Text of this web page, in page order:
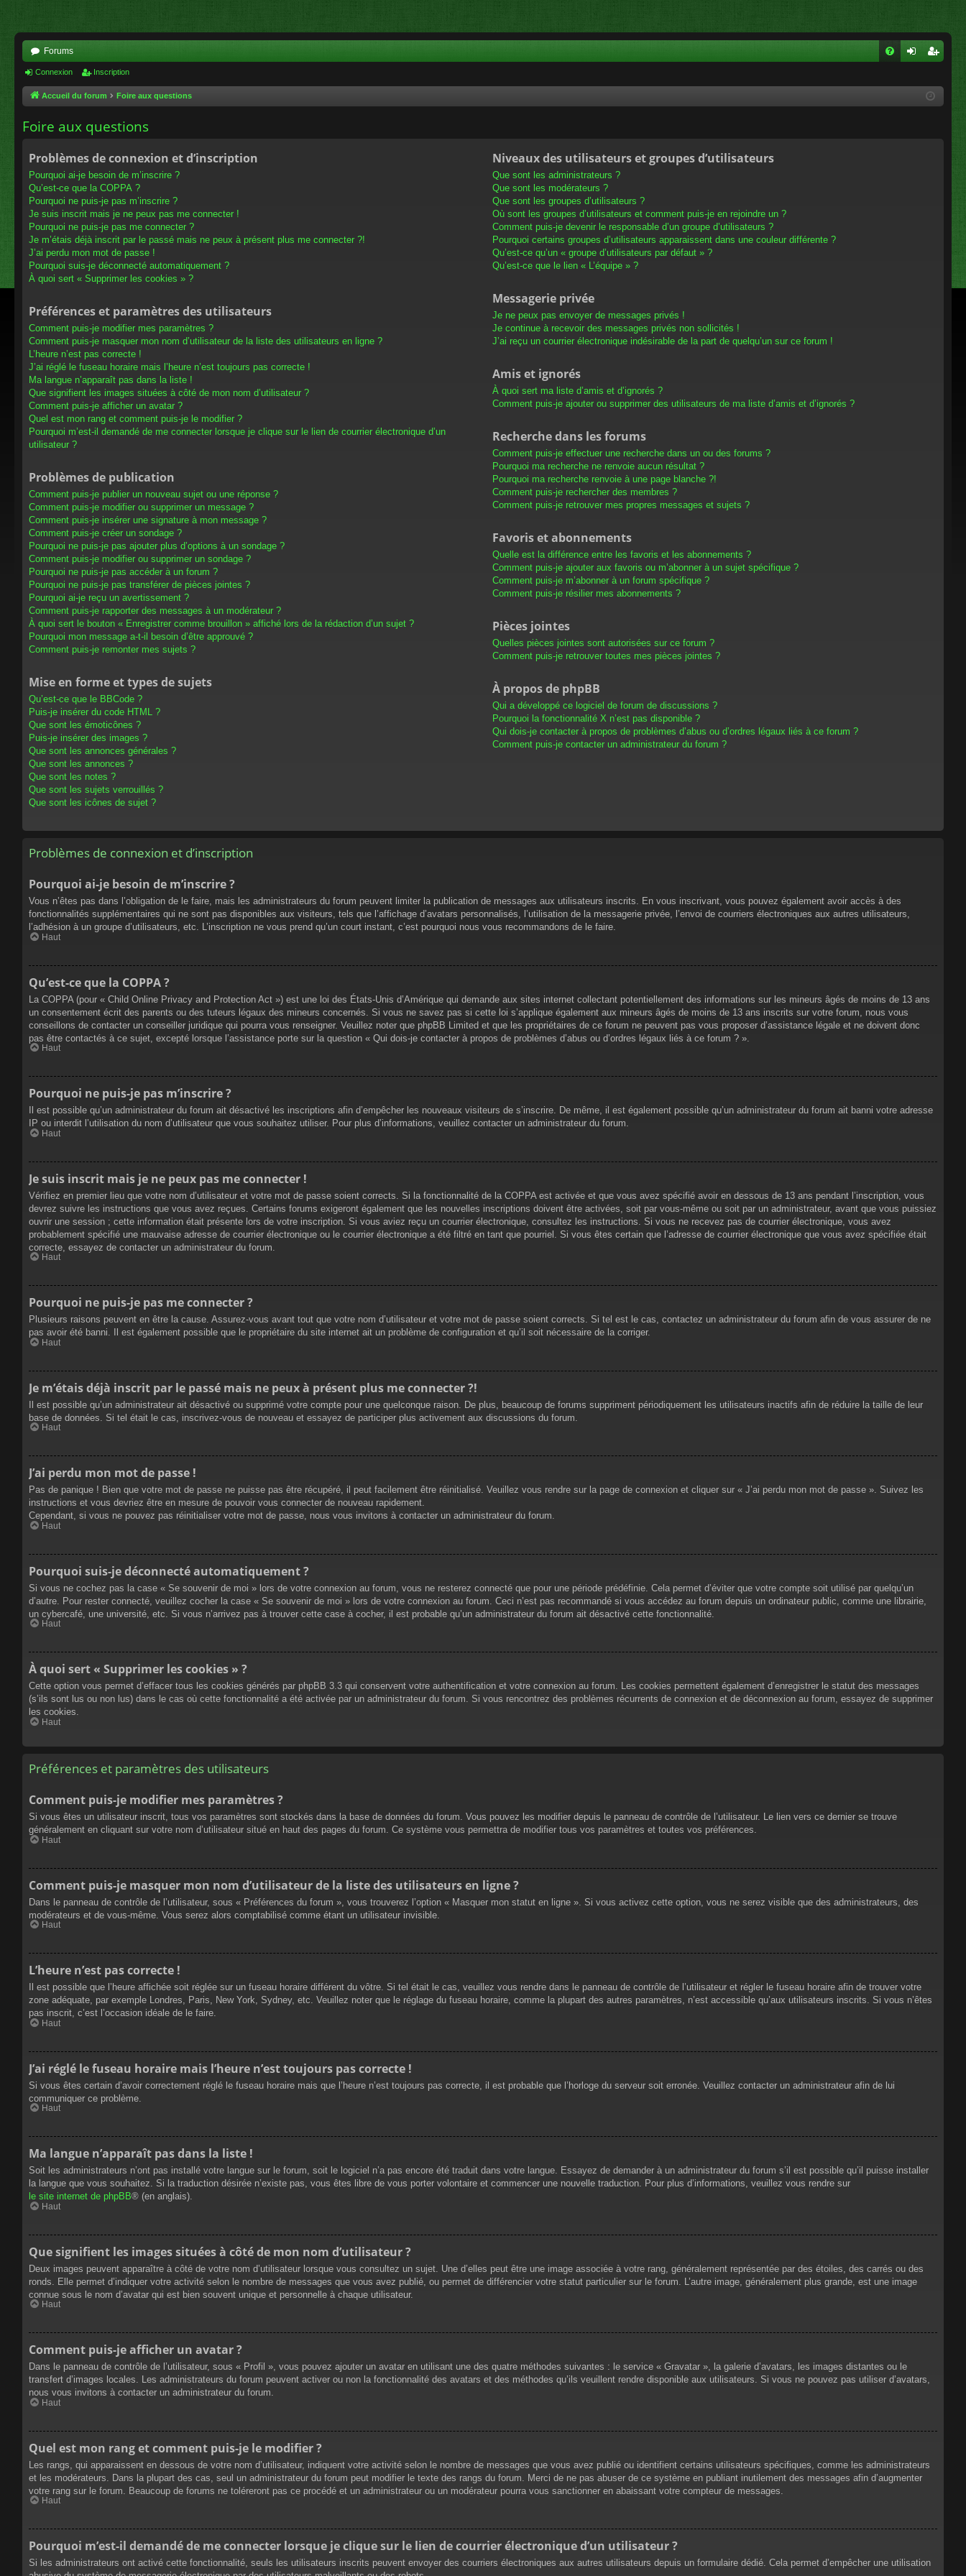
Forums
cri
Connexion Inscription
Accueil du forum Foire aux questions
Foire aux questions
Problèmes de connexion et d’inscription
Pourquoi ai-je besoin de m’inscrire ?
Qu’est-ce que la COPPA ?
Pourquoi ne puis-je pas m’inscrire ?
Je suis inscrit mais je ne peux pas me connecter !
Pourquoi ne puis-je pas me connecter ?
Je m’étais déjà inscrit par le passé mais ne peux à présent plus me connecter ?!
J’ai perdu mon mot de passe !
Pourquoi suis-je déconnecté automatiquement ?
À quoi sert « Supprimer les cookies » ?
Préférences et paramètres des utilisateurs
Comment puis-je modifier mes paramètres ?
Comment puis-je masquer mon nom d’utilisateur de la liste des utilisateurs en ligne ?
L’heure n’est pas correcte !
J’ai réglé le fuseau horaire mais l’heure n’est toujours pas correcte !
Ma langue n’apparaît pas dans la liste !
Que signifient les images situées à côté de mon nom d’utilisateur ?
Comment puis-je afficher un avatar ?
Quel est mon rang et comment puis-je le modifier ?
Pourquoi m’est-il demandé de me connecter lorsque je clique sur le lien de courrier électronique d’un
utilisateur ?
Problèmes de publication
Comment puis-je publier un nouveau sujet ou une réponse ?
Comment puis-je modifier ou supprimer un message ?
Comment puis-je insérer une signature à mon message ?
Comment puis-je créer un sondage ?
Pourquoi ne puis-je pas ajouter plus d’options à un sondage ?
Comment puis-je modifier ou supprimer un sondage ?
Pourquoi ne puis-je pas accéder à un forum ?
Pourquoi ne puis-je pas transférer de pièces jointes ?
Pourquoi ai-je reçu un avertissement ?
Comment puis-je rapporter des messages à un modérateur ?
À quoi sert le bouton « Enregistrer comme brouillon » affiché lors de la rédaction d’un sujet ?
Pourquoi mon message a-t-il besoin d’être approuvé ?
Comment puis-je remonter mes sujets ?
Mise en forme et types de sujets
Qu’est-ce que le BBCode ?
Puis-je insérer du code HTML ?
Que sont les émoticônes ?
Puis-je insérer des images ?
Que sont les annonces générales ?
Que sont les annonces ?
Que sont les notes ?
Que sont les sujets verrouillés ?
Que sont les icônes de sujet ?
Niveaux des utilisateurs et groupes d’utilisateurs
Que sont les administrateurs ?
Que sont les modérateurs ?
Que sont les groupes d’utilisateurs ?
Où sont les groupes d’utilisateurs et comment puis-je en rejoindre un ?
Comment puis-je devenir le responsable d’un groupe d’utilisateurs ?
Pourquoi certains groupes d’utilisateurs apparaissent dans une couleur différente ?
Qu’est-ce qu’un « groupe d’utilisateurs par défaut » ?
Qu’est-ce que le lien « L’équipe » ?
Messagerie privée
Je ne peux pas envoyer de messages privés !
Je continue à recevoir des messages privés non sollicités !
J’ai reçu un courrier électronique indésirable de la part de quelqu’un sur ce forum !
Amis et ignorés
À quoi sert ma liste d’amis et d’ignorés ?
Comment puis-je ajouter ou supprimer des utilisateurs de ma liste d’amis et d’ignorés ?
Recherche dans les forums
Comment puis-je effectuer une recherche dans un ou des forums ?
Pourquoi ma recherche ne renvoie aucun résultat ?
Pourquoi ma recherche renvoie à une page blanche ?!
Comment puis-je rechercher des membres ?
Comment puis-je retrouver mes propres messages et sujets ?
Favoris et abonnements
Quelle est la différence entre les favoris et les abonnements ?
Comment puis-je ajouter aux favoris ou m’abonner à un sujet spécifique ?
Comment puis-je m’abonner à un forum spécifique ?
Comment puis-je résilier mes abonnements ?
Pièces jointes
Quelles pièces jointes sont autorisées sur ce forum ?
Comment puis-je retrouver toutes mes pièces jointes ?
À propos de phpBB
Qui a développé ce logiciel de forum de discussions ?
Pourquoi la fonctionnalité X n’est pas disponible ?
Qui dois-je contacter à propos de problèmes d’abus ou d’ordres légaux liés à ce forum ?
Comment puis-je contacter un administrateur du forum ?
Problèmes de connexion et d’inscription
Pourquoi ai-je besoin de m’inscrire ?
Vous n’êtes pas dans l’obligation de le faire, mais les administrateurs du forum peuvent limiter la publication de messages aux utilisateurs inscrits. En vous inscrivant, vous pouvez également avoir accès à des
fonctionnalités supplémentaires qui ne sont pas disponibles aux visiteurs, tels que l’affichage d’avatars personnalisés, l’utilisation de la messagerie privée, l’envoi de courriers électroniques aux autres utilisateurs,
l’adhésion à un groupe d’utilisateurs, etc. L’inscription ne vous prend qu’un court instant, c’est pourquoi nous vous recommandons de le faire.
Haut
Qu’est-ce que la COPPA ?
La COPPA (pour « Child Online Privacy and Protection Act ») est une loi des États-Unis d’Amérique qui demande aux sites internet collectant potentiellement des informations sur les mineurs âgés de moins de 13 ans
un consentement écrit des parents ou des tuteurs légaux des mineurs concernés. Si vous ne savez pas si cette loi s’applique également aux mineurs âgés de moins de 13 ans inscrits sur votre forum, nous vous
conseillons de contacter un conseiller juridique qui pourra vous renseigner. Veuillez noter que phpBB Limited et que les propriétaires de ce forum ne peuvent pas vous proposer d’assistance légale et ne doivent donc
pas être contactés à ce sujet, excepté lorsque l’assistance porte sur la question « Qui dois-je contacter à propos de problèmes d’abus ou d’ordres légaux liés à ce forum ? ».
Haut
Pourquoi ne puis-je pas m’inscrire ?
Il est possible qu’un administrateur du forum ait désactivé les inscriptions afin d’empêcher les nouveaux visiteurs de s’inscrire. De même, il est également possible qu’un administrateur du forum ait banni votre adresse
IP ou interdit l’utilisation du nom d’utilisateur que vous souhaitez utiliser. Pour plus d’informations, veuillez contacter un administrateur du forum.
Haut
Je suis inscrit mais je ne peux pas me connecter !
Vérifiez en premier lieu que votre nom d’utilisateur et votre mot de passe soient corrects. Si la fonctionnalité de la COPPA est activée et que vous avez spécifié avoir en dessous de 13 ans pendant l’inscription, vous
devrez suivre les instructions que vous avez reçues. Certains forums exigeront également que les nouvelles inscriptions doivent être activées, soit par vous-même ou soit par un administrateur, avant que vous puissiez
ouvrir une session ; cette information était présente lors de votre inscription. Si vous aviez reçu un courrier électronique, consultez les instructions. Si vous ne recevez pas de courrier électronique, vous avez
probablement spécifié une mauvaise adresse de courrier électronique ou le courrier électronique a été filtré en tant que pourriel. Si vous êtes certain que l’adresse de courrier électronique que vous avez spécifiée était
correcte, essayez de contacter un administrateur du forum.
Haut
Pourquoi ne puis-je pas me connecter ?
Plusieurs raisons peuvent en être la cause. Assurez-vous avant tout que votre nom d’utilisateur et votre mot de passe soient corrects. Si tel est le cas, contactez un administrateur du forum afin de vous assurer de ne
pas avoir été banni. Il est également possible que le propriétaire du site internet ait un problème de configuration et qu’il soit nécessaire de la corriger.
Haut
Je m’étais déjà inscrit par le passé mais ne peux à présent plus me connecter ?!
Il est possible qu’un administrateur ait désactivé ou supprimé votre compte pour une quelconque raison. De plus, beaucoup de forums suppriment périodiquement les utilisateurs inactifs afin de réduire la taille de leur
base de données. Si tel était le cas, inscrivez-vous de nouveau et essayez de participer plus activement aux discussions du forum.
Haut
J’ai perdu mon mot de passe !
Pas de panique ! Bien que votre mot de passe ne puisse pas être récupéré, il peut facilement être réinitialisé. Veuillez vous rendre sur la page de connexion et cliquer sur « J’ai perdu mon mot de passe ». Suivez les
instructions et vous devriez être en mesure de pouvoir vous connecter de nouveau rapidement.
Cependant, si vous ne pouvez pas réinitialiser votre mot de passe, nous vous invitons à contacter un administrateur du forum.
Haut
Pourquoi suis-je déconnecté automatiquement ?
Si vous ne cochez pas la case « Se souvenir de moi » lors de votre connexion au forum, vous ne resterez connecté que pour une période prédéfinie. Cela permet d’éviter que votre compte soit utilisé par quelqu’un
d’autre. Pour rester connecté, veuillez cocher la case « Se souvenir de moi » lors de votre connexion au forum. Ceci n’est pas recommandé si vous accédez au forum depuis un ordinateur public, comme une librairie,
un cybercafé, une université, etc. Si vous n’arrivez pas à trouver cette case à cocher, il est probable qu’un administrateur du forum ait désactivé cette fonctionnalité.
Haut
À quoi sert « Supprimer les cookies » ?
Cette option vous permet d’effacer tous les cookies générés par phpBB 3.3 qui conservent votre authentification et votre connexion au forum. Les cookies permettent également d’enregistrer le statut des messages
(s’ils sont lus ou non lus) dans le cas où cette fonctionnalité a été activée par un administrateur du forum. Si vous rencontrez des problèmes récurrents de connexion et de déconnexion au forum, essayez de supprimer
les cookies.
Haut
Préférences et paramètres des utilisateurs
Comment puis-je modifier mes paramètres ?
Si vous êtes un utilisateur inscrit, tous vos paramètres sont stockés dans la base de données du forum. Vous pouvez les modifier depuis le panneau de contrôle de l’utilisateur. Le lien vers ce dernier se trouve
généralement en cliquant sur votre nom d’utilisateur situé en haut des pages du forum. Ce système vous permettra de modifier tous vos paramètres et toutes vos préférences.
Haut
Comment puis-je masquer mon nom d’utilisateur de la liste des utilisateurs en ligne ?
Dans le panneau de contrôle de l’utilisateur, sous « Préférences du forum », vous trouverez l’option « Masquer mon statut en ligne ». Si vous activez cette option, vous ne serez visible que des administrateurs, des
modérateurs et de vous-même. Vous serez alors comptabilisé comme étant un utilisateur invisible.
Haut
L’heure n’est pas correcte !
Il est possible que l’heure affichée soit réglée sur un fuseau horaire différent du vôtre. Si tel était le cas, veuillez vous rendre dans le panneau de contrôle de l’utilisateur et régler le fuseau horaire afin de trouver votre
zone adéquate, par exemple Londres, Paris, New York, Sydney, etc. Veuillez noter que le réglage du fuseau horaire, comme la plupart des autres paramètres, n’est accessible qu’aux utilisateurs inscrits. Si vous n’êtes
pas inscrit, c’est l’occasion idéale de le faire.
Haut
J’ai réglé le fuseau horaire mais l’heure n’est toujours pas correcte !
Si vous êtes certain d’avoir correctement réglé le fuseau horaire mais que l’heure n’est toujours pas correcte, il est probable que l’horloge du serveur soit erronée. Veuillez contacter un administrateur afin de lui
communiquer ce problème.
Haut
Ma langue n’apparaît pas dans la liste !
Soit les administrateurs n’ont pas installé votre langue sur le forum, soit le logiciel n’a pas encore été traduit dans votre langue. Essayez de demander à un administrateur du forum s’il est possible qu’il puisse installer
la langue que vous souhaitez. Si la traduction désirée n’existe pas, vous êtes libre de vous porter volontaire et commencer une nouvelle traduction. Pour plus d’informations, veuillez vous rendre sur
le site internet de phpBB® (en anglais).
Haut
Que signifient les images situées à côté de mon nom d’utilisateur ?
Deux images peuvent apparaître à côté de votre nom d’utilisateur lorsque vous consultez un sujet. Une d’elles peut être une image associée à votre rang, généralement représentée par des étoiles, des carrés ou des
ronds. Elle permet d’indiquer votre activité selon le nombre de messages que vous avez publié, ou permet de différencier votre statut particulier sur le forum. L’autre image, généralement plus grande, est une image
connue sous le nom d’avatar qui est bien souvent unique et personnelle à chaque utilisateur.
Haut
Comment puis-je afficher un avatar ?
Dans le panneau de contrôle de l’utilisateur, sous « Profil », vous pouvez ajouter un avatar en utilisant une des quatre méthodes suivantes : le service « Gravatar », la galerie d’avatars, les images distantes ou le
transfert d’images locales. Les administrateurs du forum peuvent activer ou non la fonctionnalité des avatars et des méthodes qu’ils veuillent rendre disponible aux utilisateurs. Si vous ne pouvez pas utiliser d’avatars,
nous vous invitons à contacter un administrateur du forum.
Haut
Quel est mon rang et comment puis-je le modifier ?
Les rangs, qui apparaissent en dessous de votre nom d’utilisateur, indiquent votre activité selon le nombre de messages que vous avez publié ou identifient certains utilisateurs spécifiques, comme les administrateurs
et les modérateurs. Dans la plupart des cas, seul un administrateur du forum peut modifier le texte des rangs du forum. Merci de ne pas abuser de ce système en publiant inutilement des messages afin d’augmenter
votre rang sur le forum. Beaucoup de forums ne toléreront pas ce procédé et un administrateur ou un modérateur pourra vous sanctionner en abaissant votre compteur de messages.
Haut
Pourquoi m’est-il demandé de me connecter lorsque je clique sur le lien de courrier électronique d’un utilisateur ?
Si les administrateurs ont activé cette fonctionnalité, seuls les utilisateurs inscrits peuvent envoyer des courriers électroniques aux autres utilisateurs depuis un formulaire dédié. Cela permet d’empêcher une utilisation